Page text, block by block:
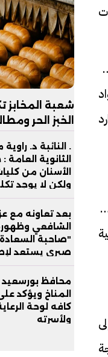
عددها 9 مراكز في
شعبة المخابز
الخبز الحر
. النائبة د.
الثانوية
الأسنان من
ولكن لا يوجد
بعد التخرج
بعد تعاونه مع
الشافعي
"صاحبة
صبري يستعد
"كلام"
محافظ بورسعيد
المناخ ويؤكد
كافه لوحة
ولأسرته